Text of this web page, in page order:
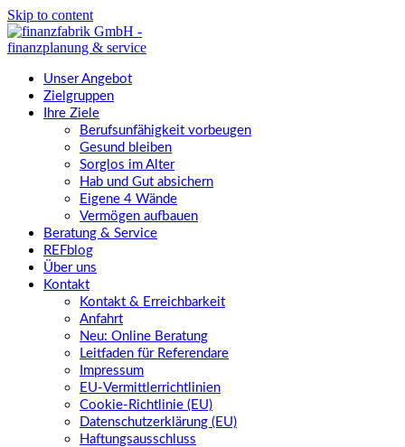
Skip to content
Unser Angebot
Zielgruppen
Ihre Ziele
Berufsunfähigkeit vorbeugen
Gesund bleiben
Sorglos im Alter
Hab und Gut absichern
Eigene 4 Wände
Vermögen aufbauen
Beratung & Service
REFblog
Über uns
Kontakt
Kontakt & Erreichbarkeit
Anfahrt
Neu: Online Beratung
Leitfaden für Referendare
Impressum
EU-Vermittlerrichtlinien
Cookie-Richtlinie (EU)
Datenschutzerklärung (EU)
Haftungsausschluss